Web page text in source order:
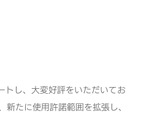
し、大変好評をいただいてお
たに使用許諾範囲を拡張し、